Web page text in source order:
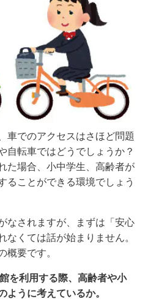
車でのアクセスはさほど問題
自転車ではどうでしょうか？
た場合、小中学生、高齢者が
ることができる環境でしょう
なされますが、まずは「安心
なくては話が始まりません。
概要です。
を利用する際、高齢者や小
ように考えているか。